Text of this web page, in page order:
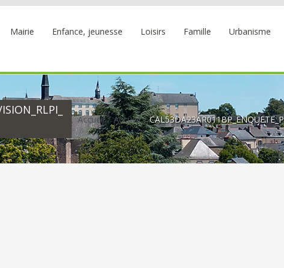
Mairie Enfance, jeunesse Loisirs Famille Urbanisme
Accueil Accueil